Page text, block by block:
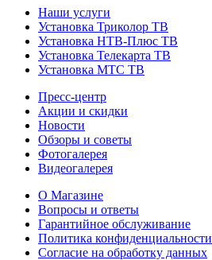
Наши услуги
Установка Триколор ТВ
Установка НТВ-Плюс ТВ
Установка Телекарта ТВ
Установка МТС ТВ
Пресс-центр
Акции и скидки
Новости
Обзоры и советы
Фотогалерея
Видеогалерея
О Магазине
Вопросы и ответы
Гарантийное обслуживание
Политика конфиденциальности
Согласие на обработку данных